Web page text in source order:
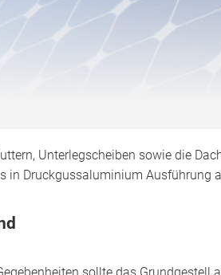
Unterlegscheiben sowie die
in Druckgussaluminium Ausführung